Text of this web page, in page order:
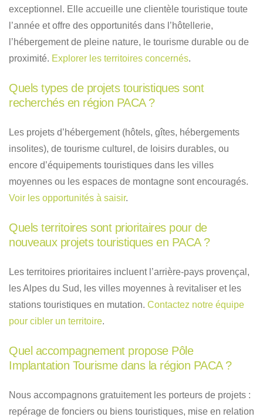
exceptionnel. Elle accueille une clientèle touristique toute
l’année et offre des opportunités dans l’hôtellerie,
l’hébergement de pleine nature, le tourisme durable ou de
proximité. Explorer les territoires concernés.
Quels types de projets touristiques sont
recherchés en région PACA ?
Les projets d’hébergement (hôtels, gîtes, hébergements
insolites), de tourisme culturel, de loisirs durables, ou
encore d’équipements touristiques dans les villes
moyennes ou les espaces de montagne sont encouragés.
Voir les opportunités à saisir.
Quels territoires sont prioritaires pour de
nouveaux projets touristiques en PACA ?
Les territoires prioritaires incluent l’arrière-pays provençal,
les Alpes du Sud, les villes moyennes à revitaliser et les
stations touristiques en mutation. Contactez notre équipe
pour cibler un territoire.
Quel accompagnement propose Pôle
Implantation Tourisme dans la région PACA ?
Nous accompagnons gratuitement les porteurs de projets :
repérage de fonciers ou biens touristiques, mise en relation